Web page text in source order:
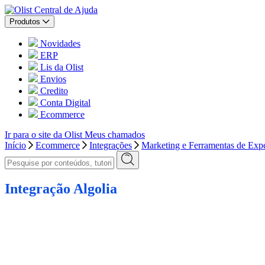
Central de Ajuda
Produtos
Novidades
ERP
Lis da Olist
Envios
Credito
Conta Digital
Ecommerce
Ir para o site da Olist Meus chamados
Início
Ecommerce Integrações Marketing e Ferramentas de
Integração Algolia